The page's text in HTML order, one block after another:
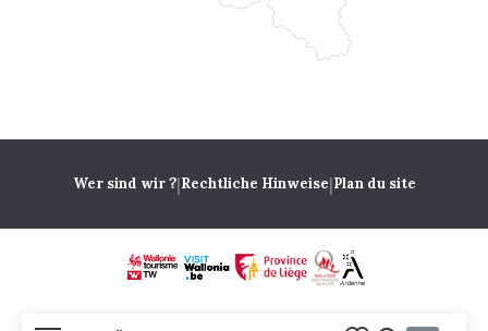
Wer sind wir ?|Rechtliche Hinweise|Plan du site